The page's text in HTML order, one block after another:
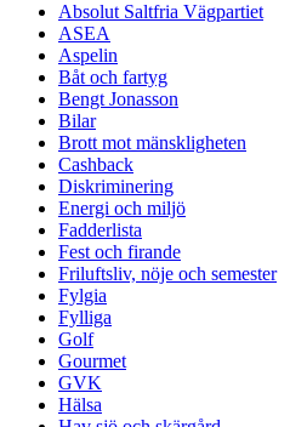
Absolut Saltfria Vägpartiet
ASEA
Aspelin
Båt och fartyg
Bengt Jonasson
Bilar
Brott mot mänskligheten
Cashback
Diskriminering
Energi och miljö
Fadderlista
Fest och firande
Friluftsliv, nöje och semester
Fylgia
Fylliga
Golf
Gourmet
GVK
Hälsa